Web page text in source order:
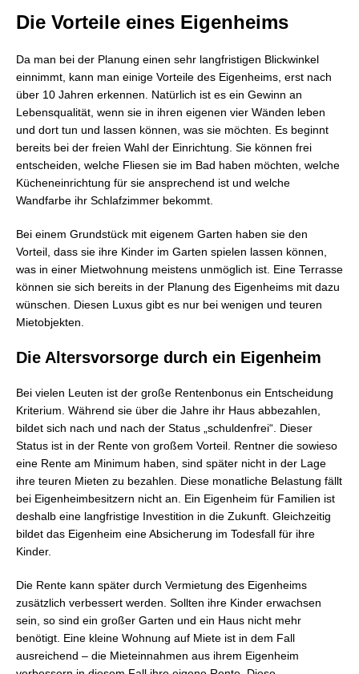
Die Vorteile eines Eigenheims
Da man bei der Planung einen sehr langfristigen Blickwinkel
einnimmt, kann man einige Vorteile des Eigenheims, erst nach
über 10 Jahren erkennen. Natürlich ist es ein Gewinn an
Lebensqualität, wenn sie in ihren eigenen vier Wänden leben
und dort tun und lassen können, was sie möchten. Es beginnt
bereits bei der freien Wahl der Einrichtung. Sie können frei
entscheiden, welche Fliesen sie im Bad haben möchten, welche
Kücheneinrichtung für sie ansprechend ist und welche
Wandfarbe ihr Schlafzimmer bekommt.
Bei einem Grundstück mit eigenem Garten haben sie den
Vorteil, dass sie ihre Kinder im Garten spielen lassen können,
was in einer Mietwohnung meistens unmöglich ist. Eine Terrasse
können sie sich bereits in der Planung des Eigenheims mit dazu
wünschen. Diesen Luxus gibt es nur bei wenigen und teuren
Mietobjekten.
Die Altersvorsorge durch ein Eigenheim
Bei vielen Leuten ist der große Rentenbonus ein Entscheidung
Kriterium. Während sie über die Jahre ihr Haus abbezahlen,
bildet sich nach und nach der Status „schuldenfrei“. Dieser
Status ist in der Rente von großem Vorteil. Rentner die sowieso
eine Rente am Minimum haben, sind später nicht in der Lage
ihre teuren Mieten zu bezahlen. Diese monatliche Belastung fällt
bei Eigenheimbesitzern nicht an. Ein Eigenheim für Familien ist
deshalb eine langfristige Investition in die Zukunft. Gleichzeitig
bildet das Eigenheim eine Absicherung im Todesfall für ihre
Kinder.
Die Rente kann später durch Vermietung des Eigenheims
zusätzlich verbessert werden. Sollten ihre Kinder erwachsen
sein, so sind ein großer Garten und ein Haus nicht mehr
benötigt. Eine kleine Wohnung auf Miete ist in dem Fall
ausreichend – die Mieteinnahmen aus ihrem Eigenheim